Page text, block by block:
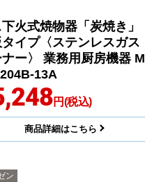
火式焼物器「炭焼き」
イプ〈ステンレスガス
ー〉 業務用厨房機器 M
13A
円(税込)
商品詳細はこちら
ン